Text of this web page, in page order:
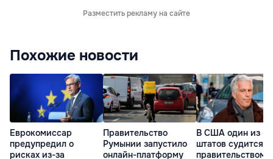
Разместить рекламу на сайте
Похожие новости
Еврокомиссар
предупредил о
рисках из-за
Правительство
Румынии запустило
онлайн-платформу
В США один из
штатов судится с
правительством